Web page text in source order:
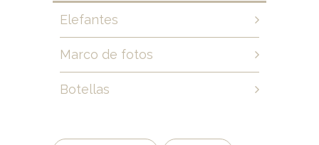
Elefantes
Marco de fotos
Botellas